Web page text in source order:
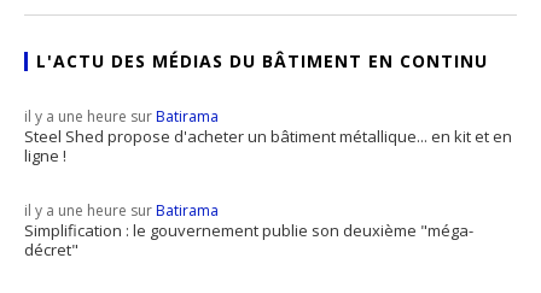
L'ACTU DES MÉDIAS DU BÂTIMENT EN CONTINU
il y a une heure surBatirama
Steel Shed propose d'acheter un bâtiment métallique... en kit et en
ligne !
il y a une heure surBatirama
Simplification : le gouvernement publie son deuxième "méga-
décret"